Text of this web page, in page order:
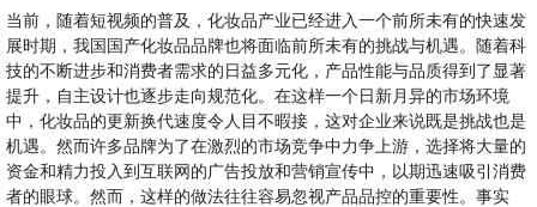
当前，随着短视频的普及，化妆品产业已经进入一个前所未有的快速发
展时期，我国国产化妆品品牌也将面临前所未有的挑战与机遇。随着科
技的不断进步和消费者需求的日益多元化，产品性能与品质得到了显著
提升，自主设计也逐步走向规范化。在这样一个日新月异的市场环境
中，化妆品的更新换代速度令人目不暇接，这对企业来说既是挑战也是
机遇。然而许多品牌为了在激烈的市场竞争中力争上游，选择将大量的
资金和精力投入到互联网的广告投放和营销宣传中，以期迅速吸引消费
者的眼球。然而，这样的做法往往容易忽视产品品控的重要性。事实